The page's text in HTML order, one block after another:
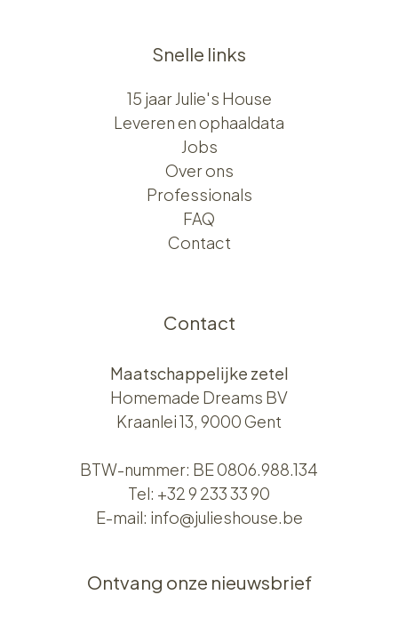
Snelle links
15 jaar Julie's House
Leveren en ophaaldata
Jobs
Over ons​​
Professionals
FAQ
Contact
Contact
Maatschappelijke zetel
Homemade Dreams BV
Kraanlei 13, 9000 Gent
BTW-nummer: BE 0806.988.134
Tel: +32 9 233 33 90
E-mail: info@julieshouse.be
Ontvang onze nieuwsbrief